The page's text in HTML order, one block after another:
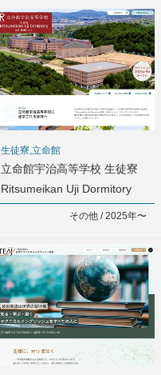
生徒寮,立命館
立命館宇治高等学校 生徒寮
Ritsumeikan Uji Dormitory
その他 / 2025年〜